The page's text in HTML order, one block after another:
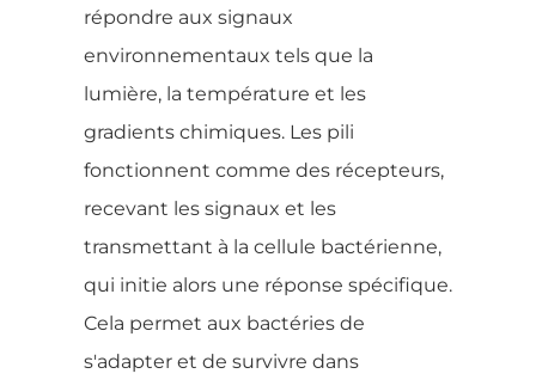
répondre aux signaux
environnementaux tels que la
lumière, la température et les
gradients chimiques. Les pili
fonctionnent comme des récepteurs,
recevant les signaux et les
transmettant à la cellule bactérienne,
qui initie alors une réponse spécifique.
Cela permet aux bactéries de
s'adapter et de survivre dans